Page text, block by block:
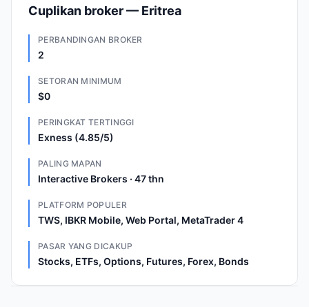
Cuplikan broker — Eritrea
PERBANDINGAN BROKER
2
SETORAN MINIMUM
$0
PERINGKAT TERTINGGI
Exness (4.85/5)
PALING MAPAN
Interactive Brokers · 47 thn
PLATFORM POPULER
TWS, IBKR Mobile, Web Portal, MetaTrader 4
PASAR YANG DICAKUP
Stocks, ETFs, Options, Futures, Forex, Bonds